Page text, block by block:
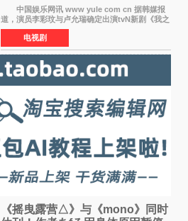
环青春爱情来袭
中国娱乐网讯 www yule com cn 据韩媒报
道，演员李彩玟与卢允瑞确定出演tvN新剧《我之
所以决定去死》，分别担任男女主角。该剧预计
将于明年播出，引发观众期待。 本剧改编自
NAVER同名人气
电视剧
《摇曳露营△》与《mono》同时